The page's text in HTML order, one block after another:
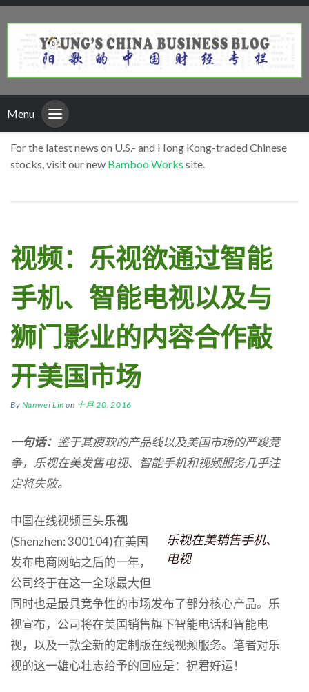
Menu
For the latest news on U.S.- and Hong Kong-traded Chinese
stocks, visit our new Bamboo Works site.
视频：乐视欲通过智能
手机、智能电视以及与
狮门影业的内容合作敲
开美国市场
By Nanwei Lin on 十月 20, 2016
一句话： 鉴于其疲软的产品线以及美国市场的严峻竞
争， 乐视在美发售电视、 智能手机和视频服务几乎注
定将失败。
乐视在美销售手机、
电视
中国在线视频巨头乐视
(Shenzhen: 300104)在美国
发布电商网站之后的一年，
公司终于在这一全球最大但
同时也是最具竞争性的市场发布了部分核心产品。乐
视宣布，公司将在美国销售旗下智能电话和智能电
视，以及一款全新的定制版在线视频服务。笔者对乐
视的这一雄心壮志给予的回应是：祝君好运！